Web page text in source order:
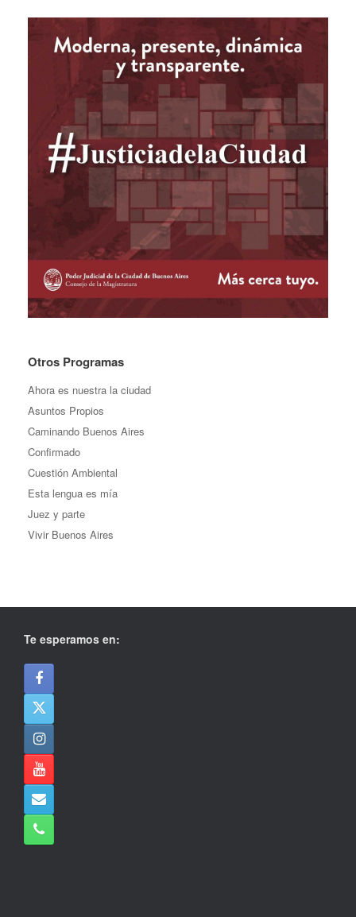
Otros Programas
Ahora es nuestra la ciudad
Asuntos Propios
Caminando Buenos Aires
Confirmado
Cuestión Ambiental
Esta lengua es mía
Juez y parte
Vivir Buenos Aires
Te esperamos en: